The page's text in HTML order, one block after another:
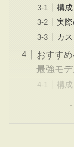
構
実
カ
おすす
最強モ
構